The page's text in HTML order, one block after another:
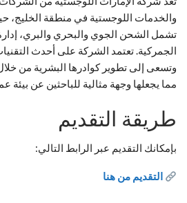
والخدمات اللوجستية في منطقة الخليج،
تشمل الشحن الجوي والبحري والبري،
الجمركية. تعتمد الشركة على أحدث
وتسعى إلى تطوير كوادرها البشرية من
مما يجعلها وجهة مثالية للباحثين عن بيئة
طريقة التقديم
بإمكانك التقديم عبر الرابط التالي:
التقديم من هنا